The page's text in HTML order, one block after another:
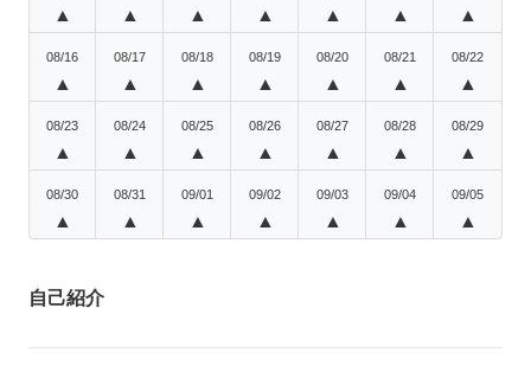
▲ ▲ ▲ ▲ ▲ ▲ ▲
08/16
▲
08/17
▲
08/18
▲
08/19
▲
08/20
▲
08/21
▲
08/22
▲
08/23
▲
08/24
▲
08/25
▲
08/26
▲
08/27
▲
08/28
▲
08/29
▲
08/30
▲
08/31
▲
09/01
▲
09/02
▲
09/03
▲
09/04
▲
09/05
▲
自己紹介